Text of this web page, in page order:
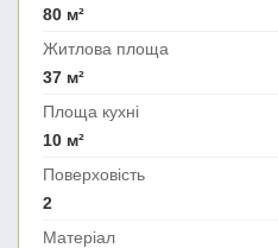
80 м²
Житлова площа
37 м²
Площа кухні
10 м²
Поверховість
2
Матеріал